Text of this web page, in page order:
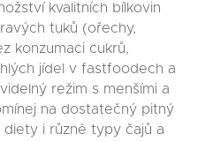
kvalitních bílkovin
tuků (ořechy,
konzumaci cukrů,
jídel v fastfoodech a
režim s menšími a
na dostatečný pitný
diety i různé typy čajů a